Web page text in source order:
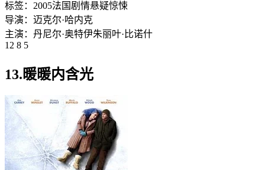
标签： 2005法国 剧情悬疑惊悚
导演： 迈克尔·哈内克
主演： 丹尼尔·奥特伊朱丽叶·比诺什
12 8 5
13.暖暖内含光